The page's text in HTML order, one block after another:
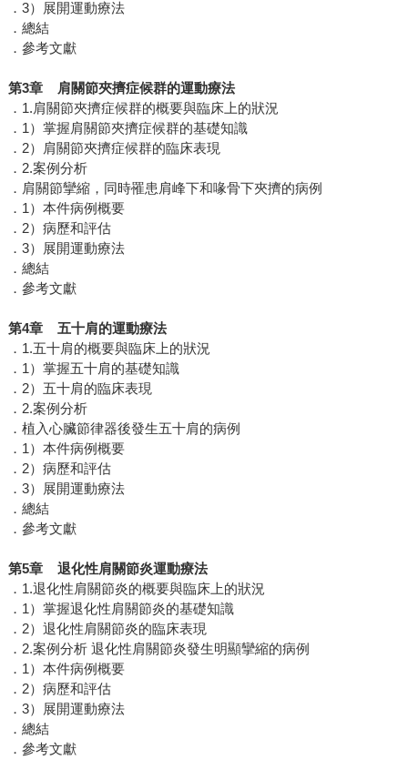
．3）展開運動療法
．總結
．參考文獻
第3章 肩關節夾擠症候群的運動療法
．1.肩關節夾擠症候群的概要與臨床上的狀況
．1）掌握肩關節夾擠症候群的基礎知識
．2）肩關節夾擠症候群的臨床表現
．2.案例分析
．肩關節攣縮，同時罹患肩峰下和喙骨下夾擠的病例
．1）本件病例概要
．2）病歷和評估
．3）展開運動療法
．總結
．參考文獻
第4章 五十肩的運動療法
．1.五十肩的概要與臨床上的狀況
．1）掌握五十肩的基礎知識
．2）五十肩的臨床表現
．2.案例分析
．植入心臟節律器後發生五十肩的病例
．1）本件病例概要
．2）病歷和評估
．3）展開運動療法
．總結
．參考文獻
第5章 退化性肩關節炎運動療法
．1.退化性肩關節炎的概要與臨床上的狀況
．1）掌握退化性肩關節炎的基礎知識
．2）退化性肩關節炎的臨床表現
．2.案例分析 退化性肩關節炎發生明顯攣縮的病例
．1）本件病例概要
．2）病歷和評估
．3）展開運動療法
．總結
．參考文獻